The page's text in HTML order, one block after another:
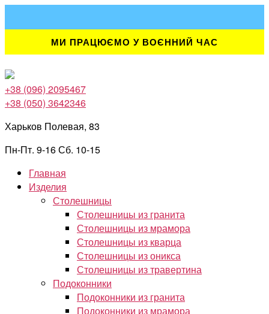
содержимомуМИ ПРАЦЮЄМО У ВОЄННИЙ ЧАС
+38 (096) 2095467
+38 (050) 3642346
Харьков Полевая, 83
Пн-Пт. 9-16 Сб. 10-15
Главная
Изделия
Столешницы
Столешницы из гранита
Столешницы из мрамора
Столешницы из кварца
Столешницы из оникса
Столешницы из травертина
Подоконники
Подоконники из гранита
Подоконники из мрамора